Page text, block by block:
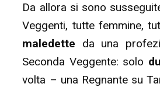
Da allora si sono
Veggenti, tutte femmine,
maledette da una
Seconda Veggente: solo
volta – una Regnante su